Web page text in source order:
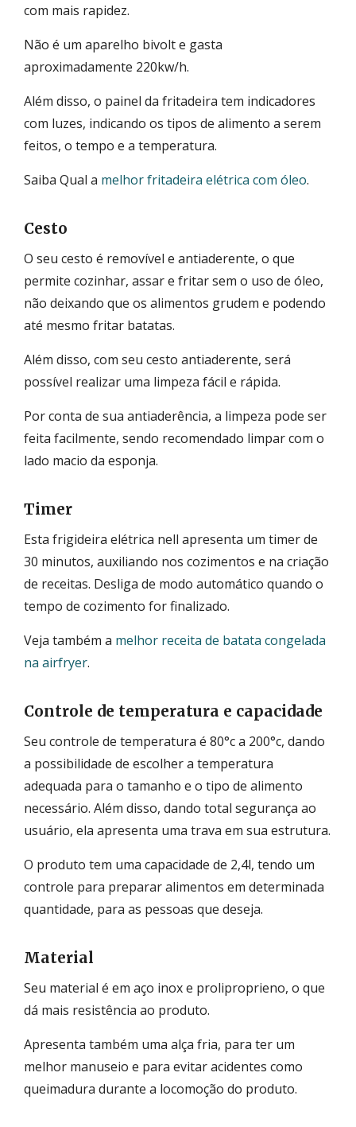
com mais rapidez.
Não é um aparelho bivolt e gasta
aproximadamente 220kw/h.
Além disso, o painel da fritadeira tem indicadores
com luzes, indicando os tipos de alimento a serem
feitos, o tempo e a temperatura.
Saiba Qual a melhor fritadeira elétrica com óleo.
Cesto
O seu cesto é removível e antiaderente, o que
permite cozinhar, assar e fritar sem o uso de óleo,
não deixando que os alimentos grudem e podendo
até mesmo fritar batatas.
Além disso, com seu cesto antiaderente, será
possível realizar uma limpeza fácil e rápida.
Por conta de sua antiaderência, a limpeza pode ser
feita facilmente, sendo recomendado limpar com o
lado macio da esponja.
Timer
Esta frigideira elétrica nell apresenta um timer de
30 minutos, auxiliando nos cozimentos e na criação
de receitas. Desliga de modo automático quando o
tempo de cozimento for finalizado.
Veja também a melhor receita de batata congelada
na airfryer.
Controle de temperatura e capacidade
Seu controle de temperatura é 80°c a 200°c, dando
a possibilidade de escolher a temperatura
adequada para o tamanho e o tipo de alimento
necessário. Além disso, dando total segurança ao
usuário, ela apresenta uma trava em sua estrutura.
O produto tem uma capacidade de 2,4l, tendo um
controle para preparar alimentos em determinada
quantidade, para as pessoas que deseja.
Material
Seu material é em aço inox e proliproprieno, o que
dá mais resistência ao produto.
Apresenta também uma alça fria, para ter um
melhor manuseio e para evitar acidentes como
queimadura durante a locomoção do produto.